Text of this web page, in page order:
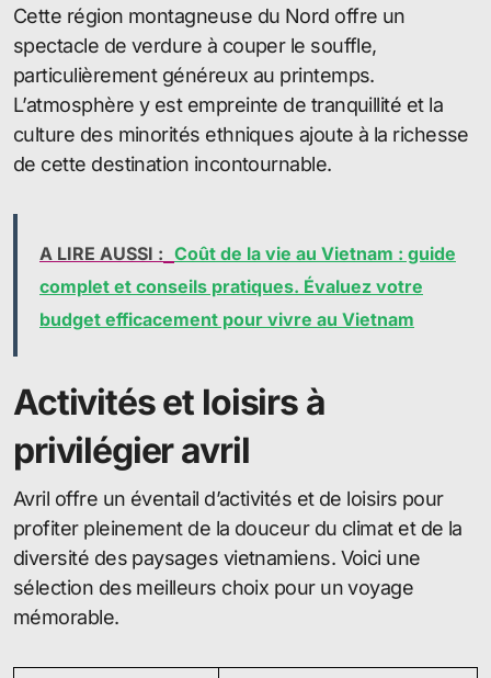
Cette région montagneuse du Nord offre un
spectacle de verdure à couper le souffle,
particulièrement généreux au printemps.
L’atmosphère y est empreinte de tranquillité et la
culture des minorités ethniques ajoute à la richesse
de cette destination incontournable.
A LIRE AUSSI : Coût de la vie au Vietnam : guide
complet et conseils pratiques. Évaluez votre
budget efficacement pour vivre au Vietnam
Activités et loisirs à
privilégier avril
Avril offre un éventail d’activités et de loisirs pour
profiter pleinement de la douceur du climat et de la
diversité des paysages vietnamiens. Voici une
sélection des meilleurs choix pour un voyage
mémorable.